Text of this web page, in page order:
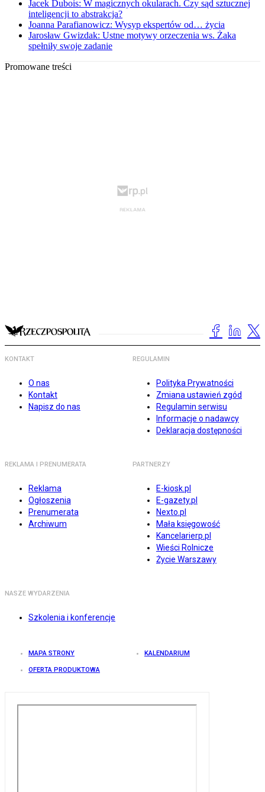
Jacek Dubois: W magicznych okularach. Czy sąd sztucznej
inteligencji to abstrakcja?
Joanna Parafianowicz: Wysyp ekspertów od… życia
Jarosław Gwizdak: Ustne motywy orzeczenia ws. Żaka
spełniły swoje zadanie
Promowane treści
KONTAKT
O nas
Kontakt
Napisz do nas
REGULAMIN
Polityka Prywatności
Zmiana ustawień zgód
Regulamin serwisu
Informacje o nadawcy
Deklaracja dostępności
REKLAMA I PRENUMERATA
Reklama
Ogłoszenia
Prenumerata
Archiwum
PARTNERZY
E-kiosk.pl
E-gazety.pl
Nexto.pl
Mała księgowość
Kancelarierp.pl
Wieści Rolnicze
Życie Warszawy
NASZE WYDARZENIA
Szkolenia i konferencje
MAPA STRONY KALENDARIUM
OFERTA PRODUKTOWA